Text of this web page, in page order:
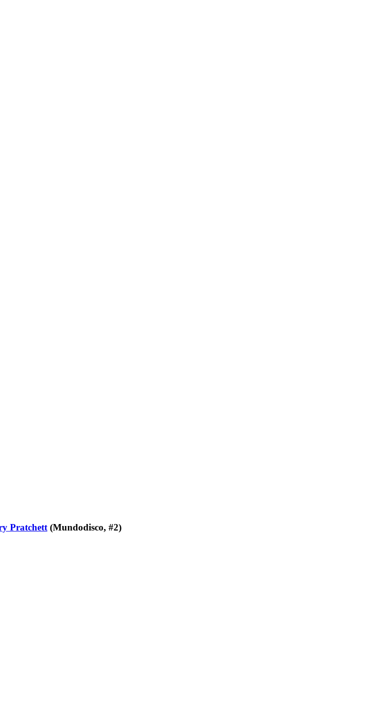
Pratchett (Mundodisco, #2)